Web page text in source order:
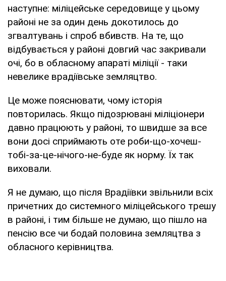
наступне: міліцейське середовище у цьому
районі не за один день докотилось до
згвалтувань і спроб вбивств. На те, що
відбувається у районі довгий час закривали
очі, бо в обласному апараті міліції - таки
невелике врадіївське земляцтво.
Це може пояснювати, чому історія
повторилась. Якщо підозрювані міліціонери
давно працюють у районі, то швидше за все
вони досі сприймають оте роби-що-хочеш-
тобі-за-це-нічого-не-буде як норму. Їх так
виховали.
Я не думаю, що після Врадіївки звільнили всіх
причетних до системного міліцейського трешу
в районі, і тим більше не думаю, що пішло на
пенсію все чи бодай половина земляцтва з
обласного керівництва.